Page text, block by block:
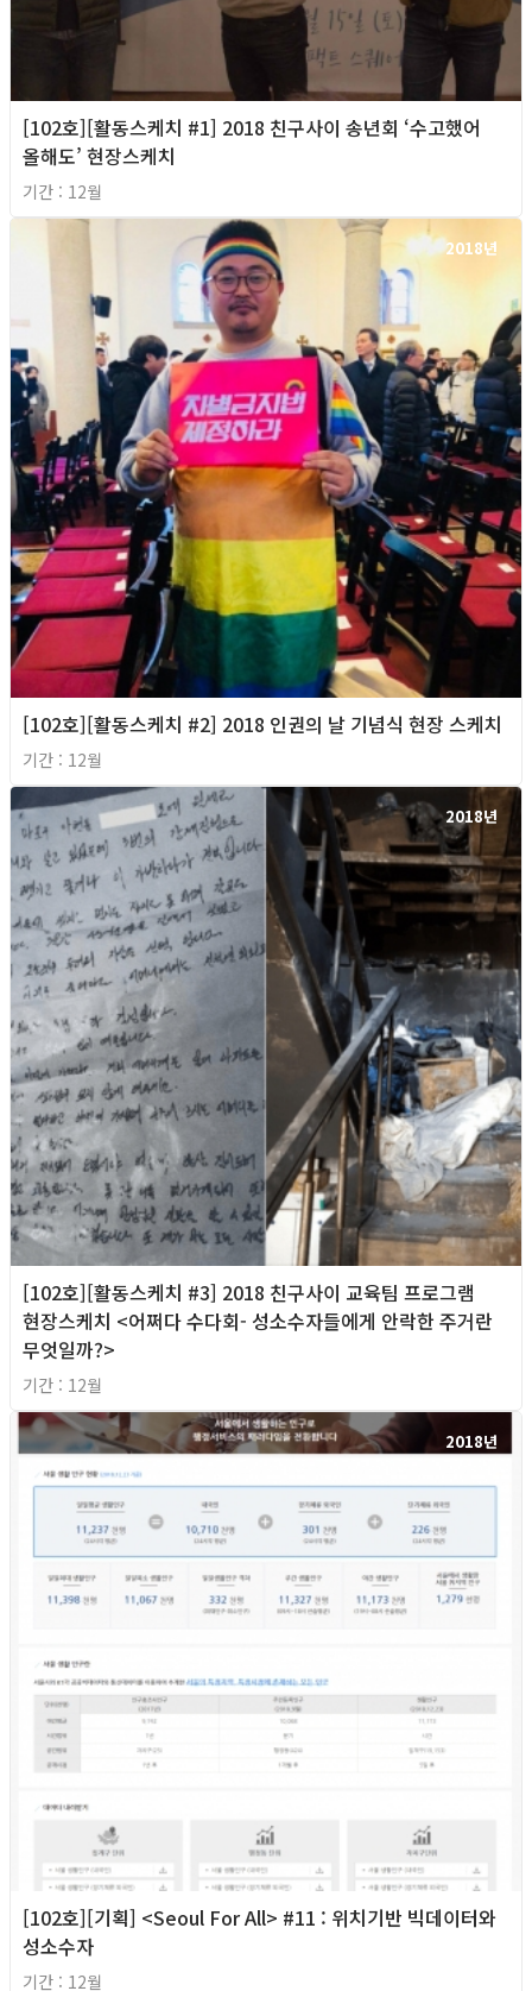
[102호][활동스케치 #1] 2018 친구사이 송년회 ‘수고했어
올해도’ 현장스케치
기간 : 12월
2018년
[102호][활동스케치 #2] 2018 인권의 날 기념식 현장 스케치
기간 : 12월
2018년
[102호][활동스케치 #3] 2018 친구사이 교육팀 프로그램
현장스케치 <어쩌다 수다회- 성소수자들에게 안락한 주거란
무엇일까?>
기간 : 12월
2018년
[102호][기획] <Seoul For All> #11 : 위치기반 빅데이터와
성소수자
기간 : 12월